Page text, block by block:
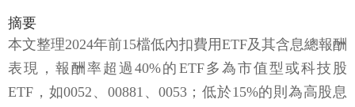
摘要
本文整理2024年前15檔低內扣費用ETF及其含息總報酬
表現，報酬率超過40%的ETF多為市值型或科技股
ETF，如0052、00881、0053；低於15%的則為高股息